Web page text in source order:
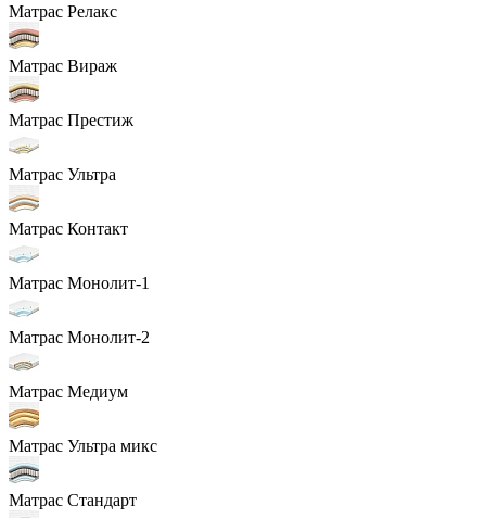
Матрас Релакс
Матрас Вираж
Матрас Престиж
Матрас Ультра
Матрас Контакт
Матрас Монолит-1
Матрас Монолит-2
Матрас Медиум
Матрас Ультра микс
Матрас Стандарт